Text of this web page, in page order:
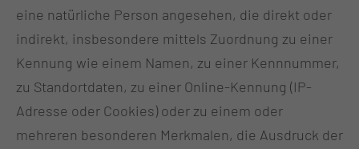
eine natürliche Person angesehen, die direkt oder
indirekt, insbesondere mittels Zuordnung zu einer
Kennung wie einem Namen, zu einer Kennnummer,
zu Standortdaten, zu einer Online-Kennung (IP-
Adresse oder Cookies) oder zu einem oder
mehreren besonderen Merkmalen, die Ausdruck der